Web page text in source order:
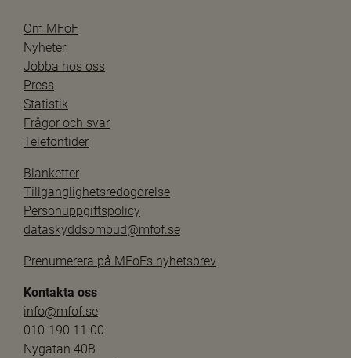
Om MFoF
Nyheter
Jobba hos oss
Press
Statistik
Frågor och svar
Telefontider
Blanketter
Tillgänglighetsredogörelse
Personuppgiftspolicy
dataskyddsombud@mfof.se
Prenumerera på MFoFs nyhetsbrev
Kontakta oss
info@mfof.se
010-190 11 00
Nygatan 40B